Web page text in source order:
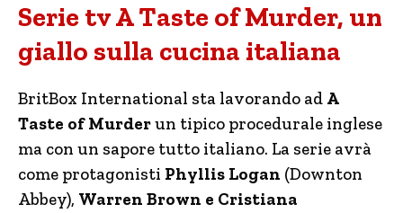
Serie tv A Taste of Murder, un
giallo sulla cucina italiana
BritBox International sta lavorando ad A
Taste of Murderun tipico procedurale inglese
ma con un sapore tutto italiano. La serie avrà
come protagonisti Phyllis Logan (Downton
Abbey), Warren Brown e Cristiana